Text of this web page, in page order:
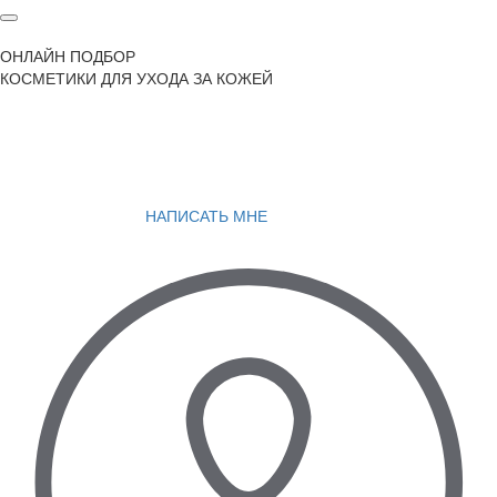
ОНЛАЙН ПОДБОР
КОСМЕТИКИ ДЛЯ УХОДА ЗА КОЖЕЙ
НАПИСАТЬ МНЕ